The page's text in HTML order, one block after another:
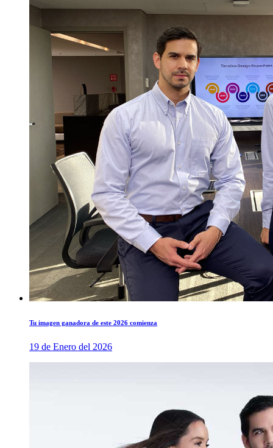
Tu imagen ganadora de este 2026 comienza
19 de Enero del 2026